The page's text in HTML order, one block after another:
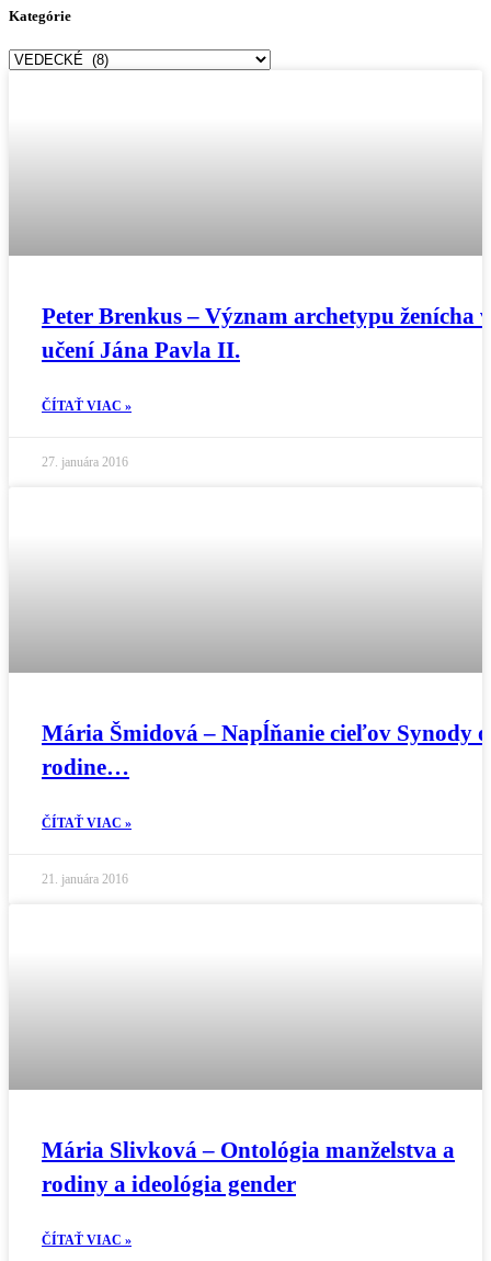
Kategórie
Kategórie
Peter Brenkus – Význam archetypu ženícha v
učení Jána Pavla II.
ČÍTAŤ VIAC »
27. januára 2016
Mária Šmidová – Napĺňanie cieľov Synody o
rodine…
ČÍTAŤ VIAC »
21. januára 2016
Mária Slivková – Ontológia manželstva a
rodiny a ideológia gender
ČÍTAŤ VIAC »